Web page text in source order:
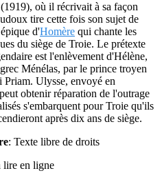
où il récrivait à sa façon
tire cette fois son sujet de
d'Homère qui chante les
du siège de Troie. Le prétexte
est l'enlèvement d'Hélène,
Ménélas, par le prince troyen
Priam. Ulysse, envoyé en
obtenir réparation de l'outrage
s'embarquent pour Troie qu'ils
après dix ans de siège.
: Texte libre de droits
lire en ligne